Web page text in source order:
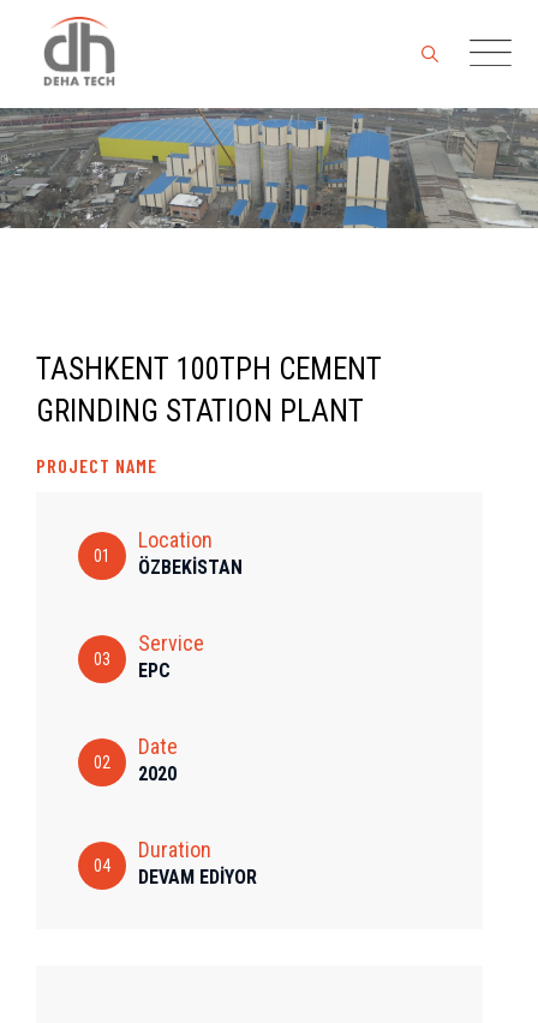
content
TASHKENT 100TPH CEMENT
GRINDING STATION PLANT
PROJECT NAME
01
Location
ÖZBEKİSTAN
03
Service
EPC
02
Date
2020
04
Duration
DEVAM EDİYOR